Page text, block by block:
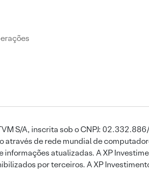
S/A, inscrita sob o CNPJ:
através de rede mundial de
informações atualizadas. A XP
por terceiros. A XP